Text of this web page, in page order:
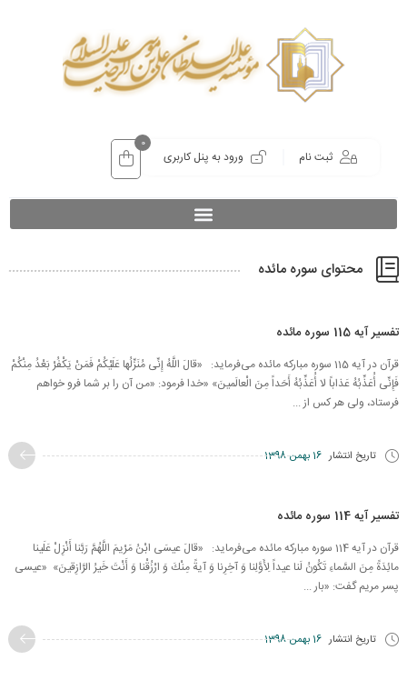
ثبت نام ورود به پنل کاربری
0
محتوای سوره مائده
تفسیر آیه 115 سوره مائده
قرآن در آیه 115 سوره مبارکه مائده می‌فرماید: «قالَ اللَّهُ إِنِّی مُنَزِّلُها عَلَیْكُمْ فَمَنْ یَكْفُرْ بَعْدُ مِنْكُمْ
فَإِنِّی أُعَذِّبُهُ عَذاباً لا أُعَذِّبُهُ أَحَداً مِنَ الْعالَمینَ» «خدا فرمود: «من آن را بر شما فرو خواهم
فرستاد، ولى‏ هر كس از ...
تاریخ انتشار 16 بهمن 1398
تفسیر آیه 114 سوره مائده
قرآن در آیه 114 سوره مبارکه مائده می‌فرماید: «قالَ عیسَى ابْنُ مَرْیمَ اللَّهُمَّ رَبَّنا أَنْزِلْ عَلَینا
مائِدَةً مِنَ السَّماءِ تَكُونُ لَنا عیداً لِأَوَّلِنا وَ آخِرِنا وَ آیةً مِنْكَ وَ ارْزُقْنا وَ أَنْتَ خَیرُ الرَّازِقینَ» «عیسى
پسر مریم گفت: «بار ...
تاریخ انتشار 16 بهمن 1398